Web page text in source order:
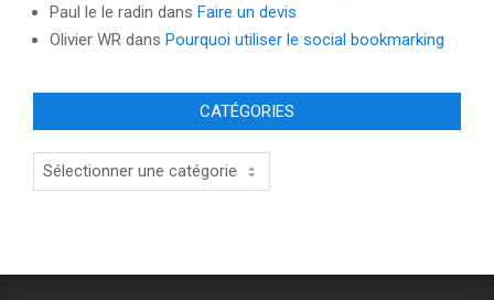
Paul le le radin dans Faire un devis
Olivier WR dans Pourquoi utiliser le social bookmarking
CATÉGORIES
Catégories